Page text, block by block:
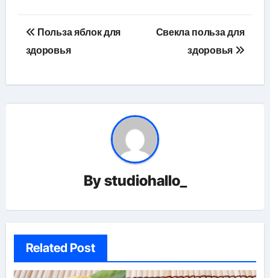
Навигация
по
Польза яблок для
здоровья
Свекла польза для
здоровья
Bystudiohallo_
Related Post